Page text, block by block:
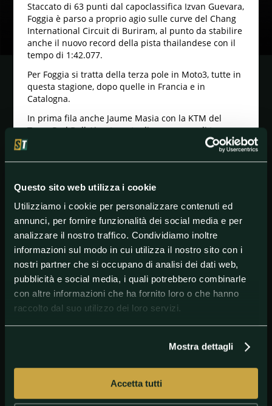
Questo sito web utilizza i cookie
Utilizziamo i cookie per personalizzare contenuti ed
annunci, per fornire funzionalità dei social media e per
analizzare il nostro traffico. Condividiamo inoltre
informazioni sul modo in cui utilizza il nostro sito con i
nostri partner che si occupano di analisi dei dati web,
pubblicità e social media, i quali potrebbero combinarle
con altre informazioni che ha fornito loro o che hanno
raccolto dal suo utilizzo dei loro servizi.
Mostra dettagli
Accetta tutti
Staccato di 63 punti dal capoclassifica Izvan Guevara,
Foggia è parso a proprio agio sulle curve del Chang
International Circuit di Buriram, al punto da stabilire
anche il nuovo record della pista thailandese con il
tempo di 1:42.077.
Per Foggia si tratta della terza pole in Moto3, tutte in
questa stagione, dopo quelle in Francia e in
Catalogna.
In prima fila anche Jaume Masia con la KTM del
Team Red Bull Ajo, staccato di poco meno di tre
decimi, e Ayumu Sasaki con l’Husqvarna del Max
del Team MTA davanti al rookie Diogo Moreira e a
Settima la Honda di Riccardo Rossi, mentre Guevara
è solamente 11°. Quinta fila per Andrea Migno,
addirittura 18° Tatsuki Suzuki (Honda Leopard), che
era scattato in pole a Motegi prima di essere
costretto al ritiro.
#DennisFoggia
#Moto3